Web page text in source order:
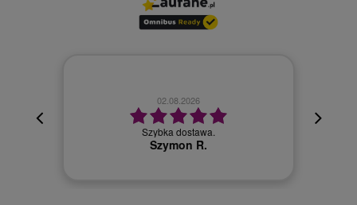
02.08.2026
Szybka dostawa.
Szymon R.